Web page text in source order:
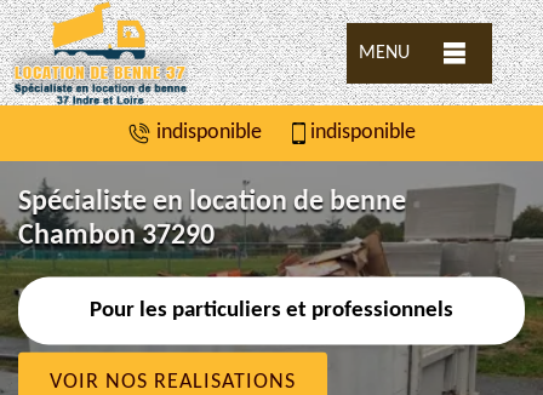
MENU
indisponible indisponible
Spécialiste en location de benne
Chambon 37290
Pour les particuliers et professionnels
VOIR NOS REALISATIONS